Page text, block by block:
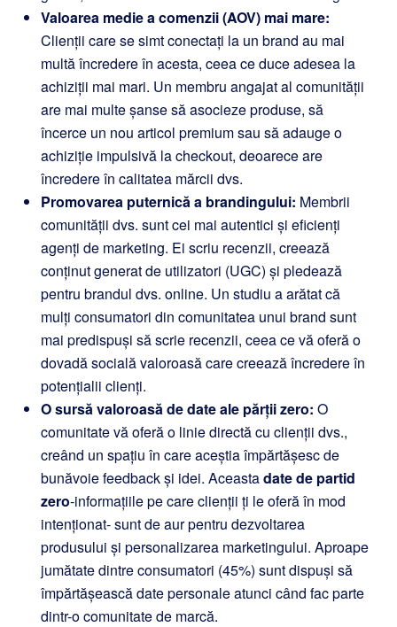
Valoarea medie a comenzii (AOV) mai mare:
Clienții care se simt conectați la un brand au mai
multă încredere în acesta, ceea ce duce adesea la
achiziții mai mari. Un membru angajat al comunității
are mai multe șanse să asocieze produse, să
încerce un nou articol premium sau să adauge o
achiziție impulsivă la checkout, deoarece are
încredere în calitatea mărcii dvs.
Promovarea puternică a brandingului: Membrii
comunității dvs. sunt cei mai autentici și eficienți
agenți de marketing. Ei scriu recenzii, creează
conținut generat de utilizatori (UGC) și pledează
pentru brandul dvs. online. Un studiu a arătat că
mulți consumatori din comunitatea unui brand sunt
mai predispuși să scrie recenzii, ceea ce vă oferă o
dovadă socială valoroasă care creează încredere în
potențialii clienți.
O sursă valoroasă de date ale părții zero: O
comunitate vă oferă o linie directă cu clienții dvs.,
creând un spațiu în care aceștia împărtășesc de
bunăvoie feedback și idei. Aceastadate de partid
zero-informațiile pe care clienții ți le oferă în mod
intenționat- sunt de aur pentru dezvoltarea
produsului și personalizarea marketingului. Aproape
jumătate dintre consumatori (45%) sunt dispuși să
împărtășească date personale atunci când fac parte
dintr-o comunitate de marcă.